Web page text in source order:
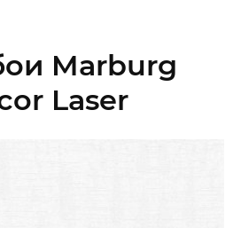
Marburg
Laser